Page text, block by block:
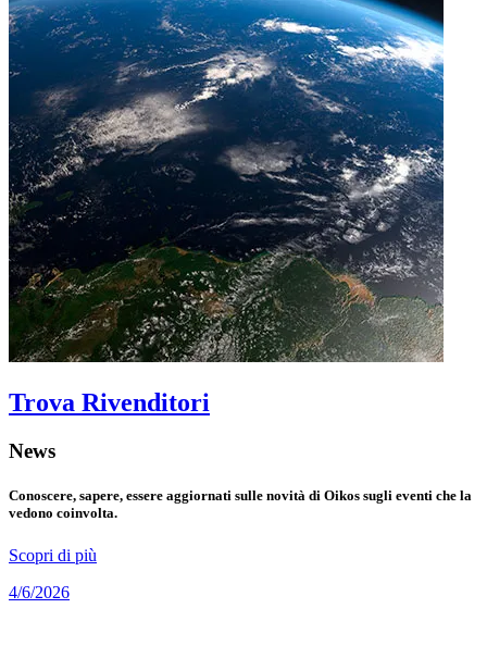
Trova Rivenditori
News
Conoscere, sapere, essere aggiornati sulle novità di Oikos sugli eventi che la
vedono coinvolta.
Scopri di più
4/6/2026